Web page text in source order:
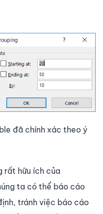
đã chính xác theo ý
rất hữu ích của
ta có thể báo cáo
tránh việc báo cáo